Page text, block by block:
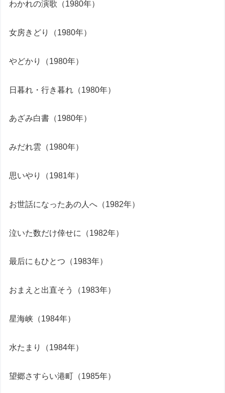
わかれの演歌（1980年）
女房きどり（1980年）
やどかり（1980年）
日暮れ・行き暮れ（1980年）
あざみ白書（1980年）
みだれ雲（1980年）
思いやり（1981年）
お世話になったあの人へ（1982年）
泣いた数だけ倖せに（1982年）
最后にもひとつ（1983年）
おまえと出直そう（1983年）
星海峡（1984年）
水たまり（1984年）
望郷さすらい港町（1985年）